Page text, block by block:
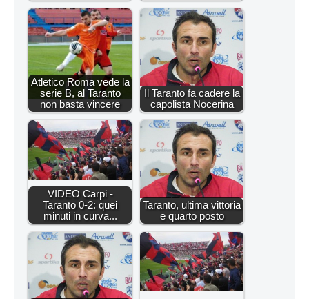
Atletico Roma vede la
serie B, al Taranto
non basta vincere
Il Taranto fa cadere la
capolista Nocerina
VIDEO Carpi -
Taranto 0-2: quei
minuti in curva...
Taranto, ultima vittoria
e quarto posto